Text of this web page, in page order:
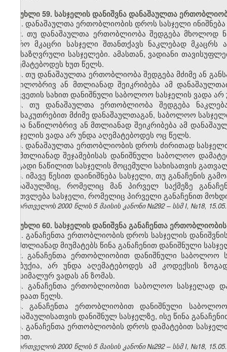
მუხლი 59. სასჯელის დანიშვნა დანაშაულთა
1. დანაშაულთა ერთობლიობის დროს სასჯელი
2. თუ დანაშაულთა ერთობლიობა შედგება მხოლოდ
უფრო მკაცრი სასჯელი შთანთქავს ნაკლებად
განსაზღვრული სასჯელები. ამასთან, ვადიანი
აღემატებოდეს ხუთ წელს.
3. თუ დანაშაულთა ერთობლიობა შედგება მძიმე ან
ნაწილობრივ ან მთლიანად შეიკრიბება ამ
აღკვეთის სახით დანიშნული საბოლოო სასჯელის ვადა
4. თუ დანაშაულთა ერთობლიობა შედგება
განსაკუთრებით მძიმე დანაშაულთაგან, საბოლოო
ანდა ნაწილობრივ ან მთლიანად შეიკრიბება ამ
სასჯელის ვადა არ უნდა აღემატებოდეს ოც წელს.
5. დანაშაულთა ერთობლიობის დროს ძირითად
ან მთლიანად შეჯამებისას დანიშნული საბოლოო
ზოგადი ნაწილით სასჯელის მოცემული სახისათვის
6. იმავე წესით დაინიშნება სასჯელი, თუ განაჩენის
დანაშაულშიც, რომელიც მან პირველ საქმეზე
ჩაითვლება სასჯელი, რომელიც პირველი განაჩენით
საქართველოს 2000 წლის 5 მაისის კანონი №292 – სსმ I, №18,
მუხლი 60. სასჯელის დანიშვნა განაჩენთა
1. განაჩენთა ერთობლიობის დროს სასჯელის
ან მთლიანად მიუმატებს წინა განაჩენით დანიშნული
2. განაჩენთა ერთობლიობით დანიშნული საბოლოო
მსუბუქია, არ უნდა აღემატებოდეს ამ კოდექსის
მაქსიმალურ ვადას ან ზომას.
3. განაჩენთა ერთობლიობით საბოლოო სასჯელად
ოცდაათ წელს.
4. განაჩენთა ერთობლიობით დანიშნული
დანაშაულისათვის დანიშნულ სასჯელზე, ისე წინა
5. განაჩენთა ერთობლიობის დროს დამატებით
წესით.
საქართველოს 2000 წლის 5 მაისის კანონი №292 – სსმ I, №18,